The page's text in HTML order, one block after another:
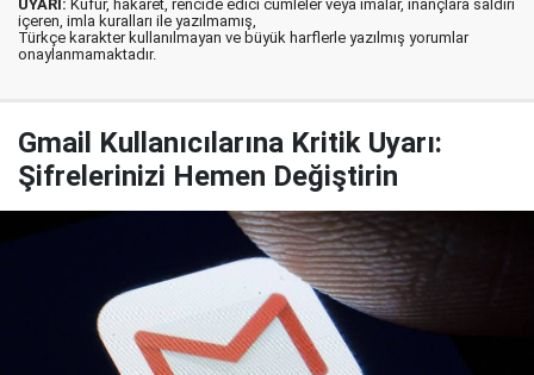
UYARI: Küfür, hakaret, rencide edici cümleler veya imalar, inançlara saldırı
içeren, imla kuralları ile yazılmamış,
Türkçe karakter kullanılmayan ve büyük harflerle yazılmış yorumlar
onaylanmamaktadır.
Gmail Kullanıcılarına Kritik Uyarı:
Şifrelerinizi Hemen Değiştirin